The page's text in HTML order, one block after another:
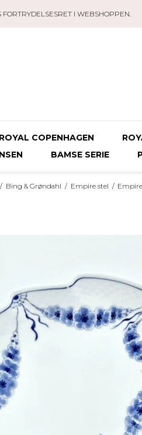
FORTRYDELSESRET I WEBSHOPPEN.
ROYAL COPENHAGEN
BAMSE SERIE
/ Bing & Grøndahl / Empire stel /